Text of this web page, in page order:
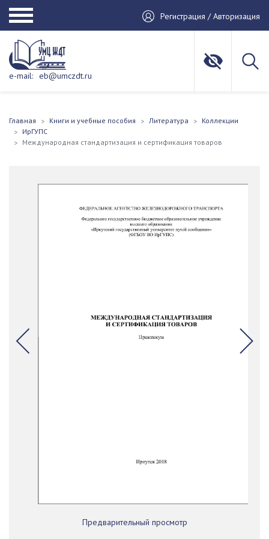
Регистрация / Авторизация
e-mail: eb@umczdt.ru
Главная Книги и учебные пособия Литература
Коллекции
ИрГУПС
Международная стандартизация и сертификация товаров
Предварительный просмотр